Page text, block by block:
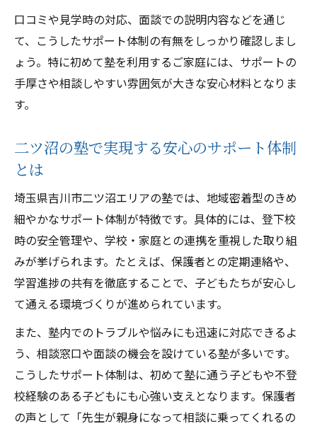
選び
塾の学習サポートと居心地を体験で確認す
るコツ
安心して通える学び場の見極めポイント
信頼できる塾の学習支援体制を確認する方
法
子どもが安心して通える塾環境の特徴とは
塾の学習サポートが続く安心な学び場選び
学習支援と居場所機能を重視した塾の選定
術
口コミや見学時の対応、面談での説明内容などを通じ
て、こうしたサポート体制の有無をしっかり確認しまし
ょう。特に初めて塾を利用するご家庭には、サポートの
手厚さや相談しやすい雰囲気が大きな安心材料となりま
す。
二ツ沼の塾で実現する安心のサポート体制
とは
埼玉県吉川市二ツ沼エリアの塾では、地域密着型のきめ
細やかなサポート体制が特徴です。具体的には、登下校
時の安全管理や、学校・家庭との連携を重視した取り組
みが挙げられます。たとえば、保護者との定期連絡や、
学習進捗の共有を徹底することで、子どもたちが安心し
て通える環境づくりが進められています。
また、塾内でのトラブルや悩みにも迅速に対応できるよ
う、相談窓口や面談の機会を設けている塾が多いです。
こうしたサポート体制は、初めて塾に通う子どもや不登
校経験のある子どもにも心強い支えとなります。保護者
の声として「先生が親身になって相談に乗ってくれるの